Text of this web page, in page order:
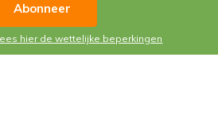
Abonneer
hier de wettelijke beperkingen